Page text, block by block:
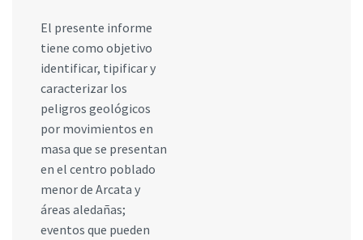
El presente informe
tiene como objetivo
identificar, tipificar y
caracterizar los
peligros geológicos
por movimientos en
masa que se presentan
en el centro poblado
menor de Arcata y
áreas aledañas;
eventos que pueden